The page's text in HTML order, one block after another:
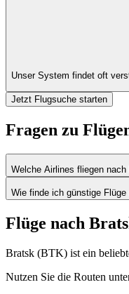
Unser System findet oft
Jetzt Flugsuche starten
Fragen zu
Welche Airlines fliegen
Wie finde ich günstige
Flüge nach
Bratsk (BTK) ist ein
Nutzen Sie die Routen